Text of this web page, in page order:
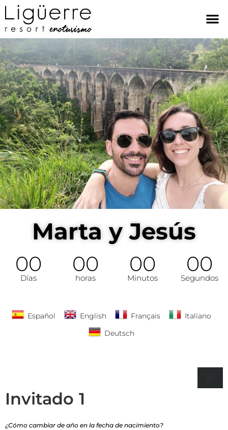
Marta y Jesús
00
Días
00
horas
00
Minutos
00
Segundos
Español English Français
Italiano
Deutsch
Invitado
¿Cómo cambiar de año en la fecha de nacimiento?